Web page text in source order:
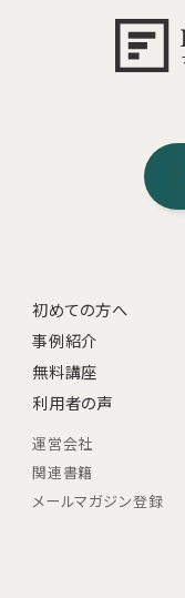
初めての方へ
事例紹介
無料講座
利用者の声
運営会社
関連書籍
メールマガジン登録